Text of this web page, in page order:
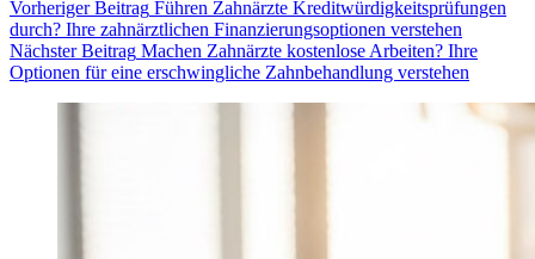
VorherigerBeitrag Führen Zahnärzte Kreditwürdigkeitsprüfungen
durch? Ihre zahnärztlichen Finanzierungsoptionen verstehen
NächsterBeitrag Machen Zahnärzte kostenlose Arbeiten? Ihre
Optionen für eine erschwingliche Zahnbehandlung verstehen